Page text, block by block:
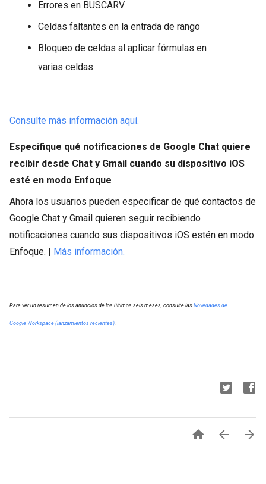
Errores en BUSCARV
Celdas faltantes en la entrada de rango
Bloqueo de celdas al aplicar fórmulas en
varias celdas
Consulte más información aquí.
Especifique qué notificaciones de Google Chat quiere
recibir desde Chat y Gmail cuando su dispositivo iOS
esté en modo Enfoque
Ahora los usuarios pueden especificar de qué contactos de
Google Chat y Gmail quieren seguir recibiendo
notificaciones cuando sus dispositivos iOS estén en modo
Enfoque. | Más información.
Para ver un resumen de los anuncios de los últimos seis meses, consulte las Novedades de
Google Workspace (lanzamientos recientes).
  